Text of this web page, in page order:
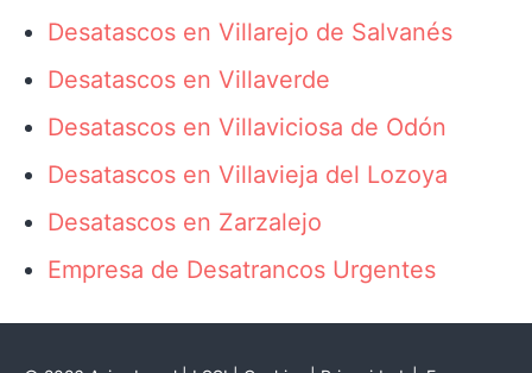
Desatascos en Villarejo de Salvanés
Desatascos en Villaverde
Desatascos en Villaviciosa de Odón
Desatascos en Villavieja del Lozoya
Desatascos en Zarzalejo
Empresa de Desatrancos Urgentes